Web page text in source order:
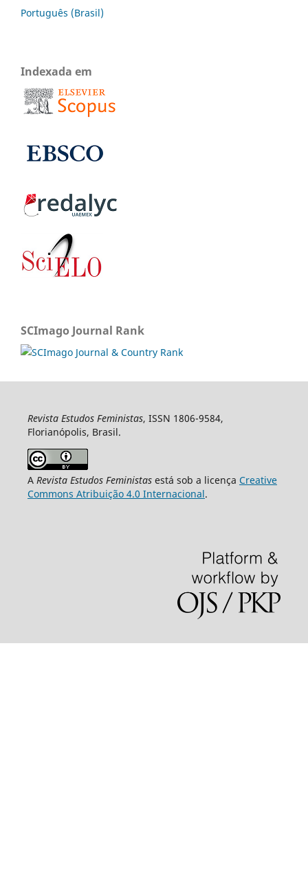
Português (Brasil)
Indexada em
SCImago Journal Rank
Revista Estudos Feministas, ISSN 1806-9584,
Florianópolis, Brasil.
A Revista Estudos Feministasestá sob a licença Creative
Commons Atribuição 4.0 Internacional.